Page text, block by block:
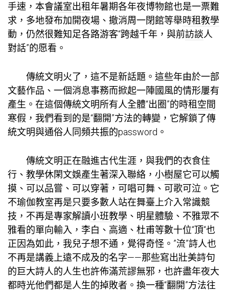
手速，本會議室出租年暑期各年夜博物館也是一票難
求，多地發布加開夜場、撤消周一閉館等舉時租教學
動，仍然很難知足各路游客“跨越千年，與前訪談人
對話”的愿看。
傳統文明火了，這不是新話題。這些年由於一部
文藝作品、一個消息事務而掀起一陣國風的情形屢有
產生。在這個傳統文明所有人全體“出圈”的時租空間
寒假，我們看到的是“翻開”方法的轉變，它解鎖了傳
統文明與通俗人同頻共振的password。
傳統文明正在融進古代生涯，與我們的衣食住
行、 教學休閑文娛產生著深入聯絡， 小樹屋它可以觸
摸、可以品嘗、可以穿著，可唱可舞、可歌可泣。它
不瑜伽教室再是只要多數人站在舞臺上介入常識競
技，不再是專家解讀小班教學 、明星體驗、不雅眾不
雅看的單向輸入，李白、高適、杜甫等數十位“頂“也
正因為如此，我兒子想不通，覺得奇怪。”流”詩人也
不再是講義上遠不成及的名字——那些寫出壯美詩句
的巨大詩人的人生也許佈滿荒謬無邪，也許盡年夜大
都時光他們都是人生的掉敗者。換一種“翻開”方法往